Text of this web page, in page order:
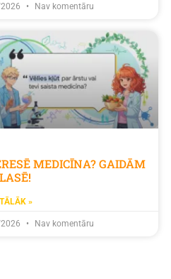
Nav komentāru
MEDICĪNA? GAIDĀM
»
Nav komentāru